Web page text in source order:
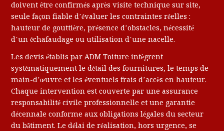
doivent être confirmés après visite technique sur site,
seule façon fiable d’évaluer les contraintes réelles :
hauteur de gouttière, présence d’obstacles, nécessité
d’un échafaudage ou utilisation d’une nacelle.
Les devis établis par ADM Toiture intègrent
systématiquement le détail des fournitures, le temps de
main-d’œuvre et les éventuels frais d’accès en hauteur.
Chaque intervention est couverte par une assurance
responsabilité civile professionnelle et une garantie
décennale conforme aux obligations légales du secteur
du bâtiment. Le délai de réalisation, hors urgence, se